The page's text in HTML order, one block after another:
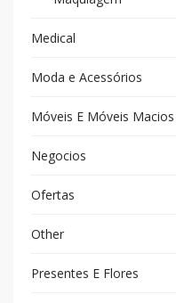
Medical
Moda e Acessórios
Móveis E Móveis Macios
Negocios
Ofertas
Other
Presentes E Flores